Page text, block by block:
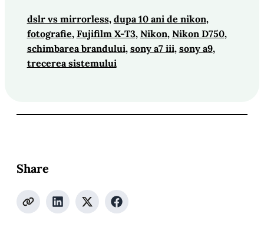
dslr vs mirrorless, dupa 10 ani de nikon ,
fotografie, Fujifilm X-T3, Nikon, Nikon D750 ,
schimbarea brandului, sony a7 iii, sony a9 ,
trecerea sistemului
Share